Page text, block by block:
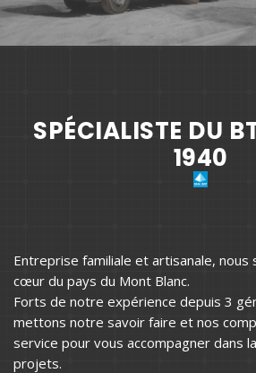
SPÉCIALISTE DU
1940
Entreprise familiale et artisanale, nous
cœur du pays du Mont Blanc.
Forts de notre expérience depuis 3
mettons notre savoir faire et nos
service pour vous accompagner dans
projets.